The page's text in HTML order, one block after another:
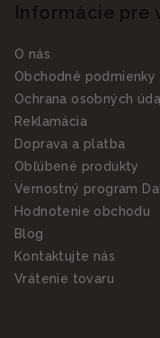
Informácie pre
O nás
Obchodné podmienky
Ochrana osobných
Reklamácia
Doprava a platba
Obľúbené produkty
Vernostný program
Hodnotenie obchodu
Blog
Kontaktujte nás
Vrátenie tovaru